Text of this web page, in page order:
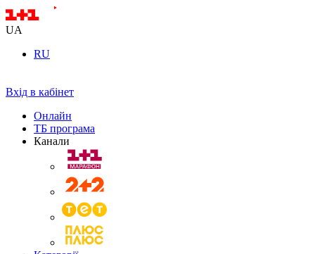
UA
RU
Вхід в кабінет
Онлайн
ТБ програма
Канали